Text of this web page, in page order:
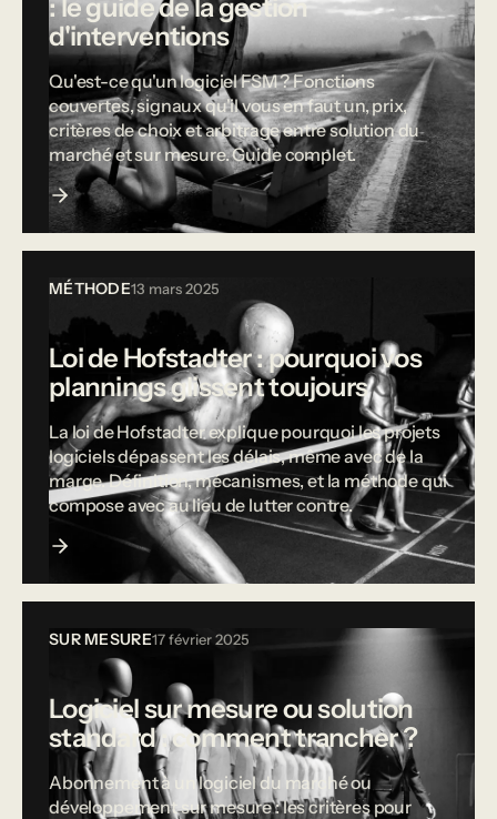
: le guide de la gestion
d'interventions
Qu'est-ce qu'un logiciel FSM ? Fonctions
couvertes, signaux qu'il vous en faut un, prix,
critères de choix et arbitrage entre solution du
marché et sur mesure. Guide complet.
MÉTHODE13 mars 2025
Loi de Hofstadter : pourquoi vos
plannings glissent toujours
La loi de Hofstadter explique pourquoi les projets
logiciels dépassent les délais, même avec de la
marge. Définition, mécanismes, et la méthode qui
compose avec au lieu de lutter contre.
SUR MESURE17 février 2025
Logiciel sur mesure ou solution
standard : comment trancher ?
Abonnement à un logiciel du marché ou
développement sur mesure : les critères pour